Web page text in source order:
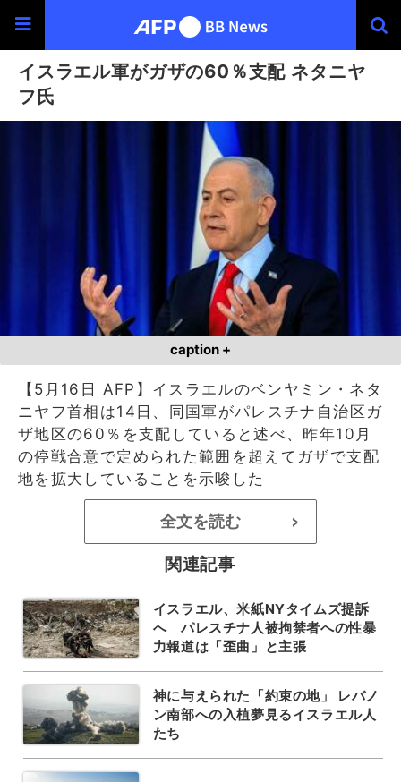
イスラエル軍がガザの60％支配 ネタニヤ
フ氏
caption +
【5月16日 AFP】イスラエルのベンヤミン・ネタ
ニヤフ首相は14日、同国軍がパレスチナ自治区ガ
ザ地区の60％を支配していると述べ、昨年10月
の停戦合意で定められた範囲を超えてガザで支配
地を拡大していることを示唆した
全文を読む >
関連記事
イスラエル、米紙NYタイムズ提訴
へ パレスチナ人被拘禁者への性暴
力報道は「歪曲」と主張
神に与えられた「約束の地」 レバノ
ン南部への入植夢見るイスラエル人
たち